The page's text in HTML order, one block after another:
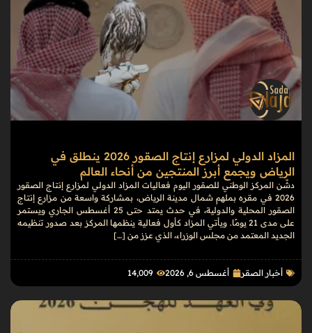
المزاد الدولي لمزارع إنتاج الصقور 2026 ينطلق في
الرياض ويجمع أبرز المنتجين من أنحاء العالم
دشّن المركز الوطني للصقور اليوم فعاليات المزاد الدولي لمزارع إنتاج الصقور
2026 في مقره بملهم شمال مدينة الرياض، بمشاركة واسعة من مزارع إنتاج
الصقور المحلية والدولية، في حدث يمتد حتى 25 أغسطس الجاري ويستمر
على مدى 21 يومًا. ويأتي المزاد كأول فعالية ينظمها المركز بعد صدور تنظيمه
الجديد المعتمد من مجلس الوزراء، الذي عزز من […]
أخبار الصقر أغسطس 6, 2026 14٬009